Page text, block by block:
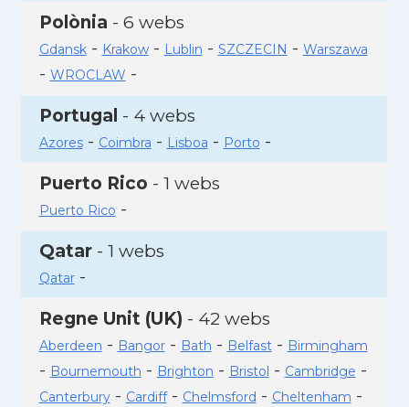
Polònia - 6 webs
Gdansk- Krakow- Lublin - SZCZECIN - Warszawa
- WROCLAW -
Portugal - 4 webs
Azores- Coimbra - Lisboa - Porto -
Puerto Rico - 1 webs
Puerto Rico -
Qatar- 1 webs
Qatar-
Regne Unit (UK) - 42 webs
Aberdeen - Bangor- Bath - Belfast- Birmingham
- Bournemouth - Brighton - Bristol - Cambridge -
Canterbury- Cardiff- Chelmsford - Cheltenham -